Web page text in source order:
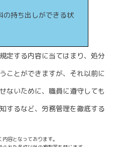
の持ち出しができる状
定する内容に当てはまり、処分
ことができますが、それ以前に
ないために、職員に遵守しても
するなど、労務管理を徹底する
容となっております。